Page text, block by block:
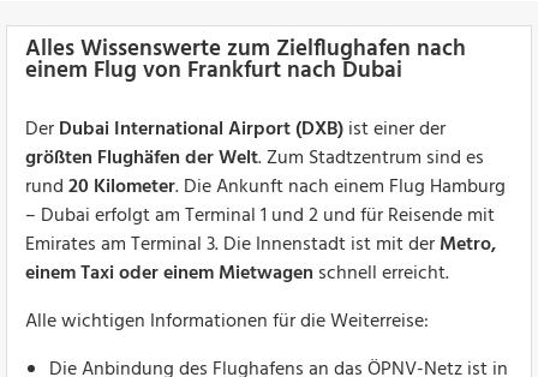
Alles Wissenswerte zum Zielflughafen nach
einem Flug von Frankfurt nach Dubai
DerDubai International Airport (DXB)ist einer der
größten Flughäfen der Welt. Zum Stadtzentrum sind es
rund20 Kilometer. Die Ankunft nach einem Flug Hamburg
– Dubai erfolgt am Terminal 1 und 2 und für Reisende mit
Emirates am Terminal 3. Die Innenstadt ist mit derMetro,
einem Taxi oder einem Mietwagen schnell erreicht.
Alle wichtigen Informationen für die Weiterreise:
Die Anbindung des Flughafens an das ÖPNV-Netz ist in